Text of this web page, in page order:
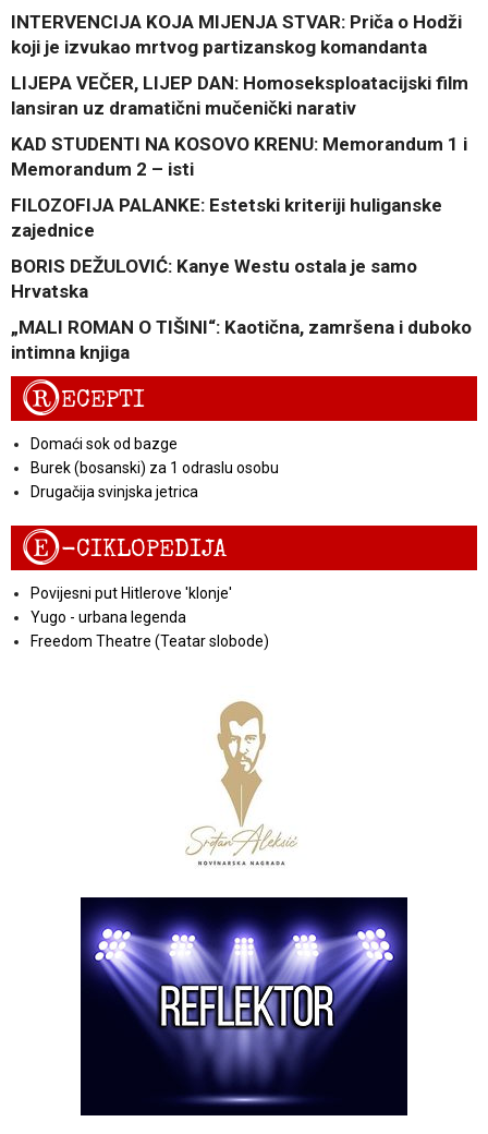
INTERVENCIJA KOJA MIJENJA STVAR: Priča o Hodži
koji je izvukao mrtvog partizanskog komandanta
LIJEPA VEČER, LIJEP DAN: Homoseksploatacijski film
lansiran uz dramatični mučenički narativ
KAD STUDENTI NA KOSOVO KRENU: Memorandum 1 i
Memorandum 2 – isti
FILOZOFIJA PALANKE: Estetski kriteriji huliganske
zajednice
BORIS DEŽULOVIĆ: Kanye Westu ostala je samo
Hrvatska
„MALI ROMAN O TIŠINI“: Kaotična, zamršena i duboko
intimna knjiga
RECEPTI
Domaći sok od bazge
Burek (bosanski) za 1 odraslu osobu
Drugačija svinjska jetrica
E-CIKLOPEDIJA
Povijesni put Hitlerove 'klonje'
Yugo - urbana legenda
Freedom Theatre (Teatar slobode)